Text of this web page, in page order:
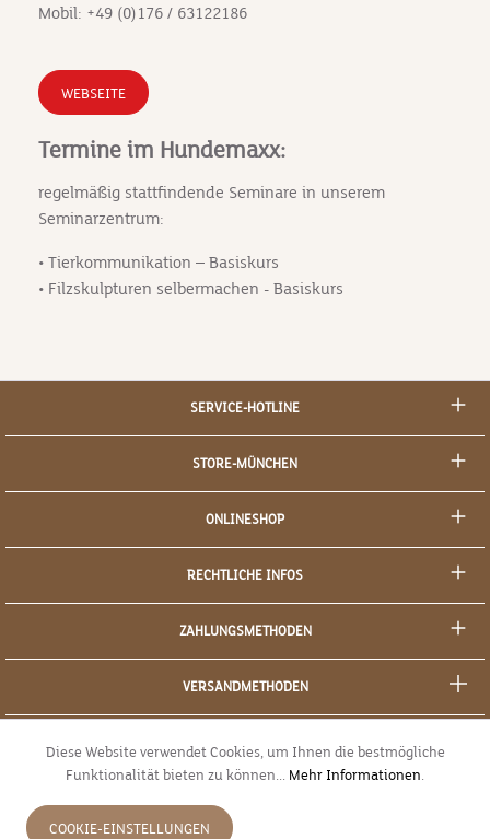
Mobil: +49 (0)176 / 63122186
WEBSEITE
Termine im Hundemaxx:
regelmäßig stattfindende Seminare in unserem
Seminarzentrum:
• Tierkommunikation – Basiskurs
• Filzskulpturen selbermachen - Basiskurs
SERVICE-HOTLINE
STORE-MÜNCHEN
ONLINESHOP
RECHTLICHE INFOS
ZAHLUNGSMETHODEN
VERSANDMETHODEN
Diese Website verwendet Cookies, um Ihnen die bestmögliche
Funktionalität bieten zu können... Mehr Informationen.
COOKIE-EINSTELLUNGEN